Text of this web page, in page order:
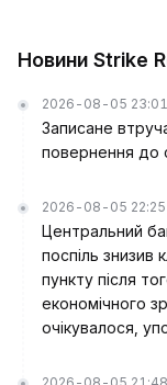
Новини Strike
2026-08-05 23:01
Записане
повернення до
2026-08-05 22:25
Центральний
поспіль знизив
пункту після
економічного
очікувалося,